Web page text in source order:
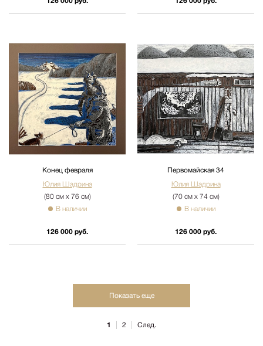
Конец февраля
Юлия Шадрина
(80 см х 76 см)
В наличии
126 000 руб.
Первомайская 34
Юлия Шадрина
(70 см х 74 см)
В наличии
126 000 руб.
Показать еще
1 2 След.